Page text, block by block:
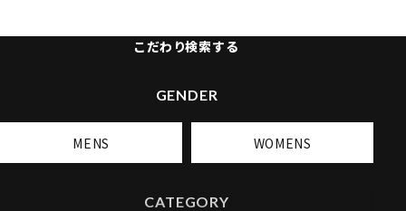
こだわり検索する
GENDER
MENS WOMENS
CATEGORY